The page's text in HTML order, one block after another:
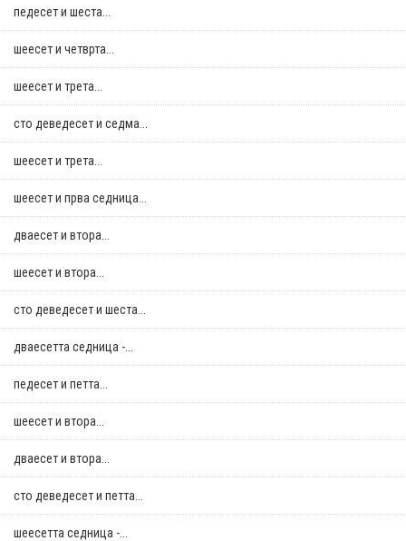
педесет и шеста...
шеесет и четврта...
шеесет и трета...
сто деведесет и седма...
шеесет и трета...
шеесет и прва седница...
дваесет и втора...
шеесет и втора...
сто деведесет и шеста...
дваесетта седница -...
педесет и петта...
шеесет и втора...
дваесет и втора...
сто деведесет и петта...
шеесетта седница -...